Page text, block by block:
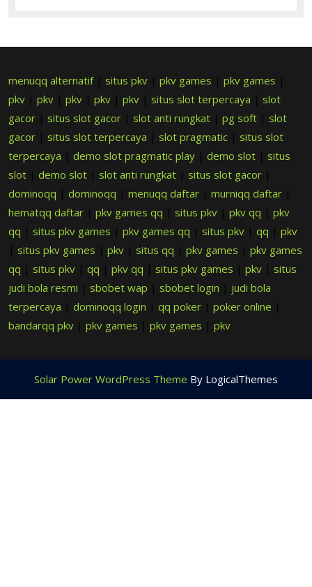
menuqq alternatif| situs pkv | pkv games | pkv games |
pkv | pkv | pkv | pkv | pkv | situs slot terpercaya | slot
gacor | situs slot gacor | slot anti rungkat | pg soft | slot
gacor | situs slot terpercaya | slot pragmatic | situs slot
terpercaya | demo slot pragmatic play | demo slot | situs
slot | demo slot | slot anti rungkat | situs slot gacor |
dominoqq | dominoqq | menuqq daftar | murniqq daftar |
hematqq daftar | pkv games qq | situs pkv | pkv qq | pkv
qq | situs pkv games | pkv games qq | situs pkv | qq | pkv
| situs pkv games | pkv | situs qq | pkv games | pkv games
qq | situs pkv | qq | pkv qq | situs pkv games | pkv | situs
judi bola resmi | sbobet wap | sbobet login | judi bola
terpercaya | dominoqq login | qq poker | poker online |
bandarqq pkv | pkv games | pkv games | pkv
Solar Power WordPress Theme By LogicalThemes